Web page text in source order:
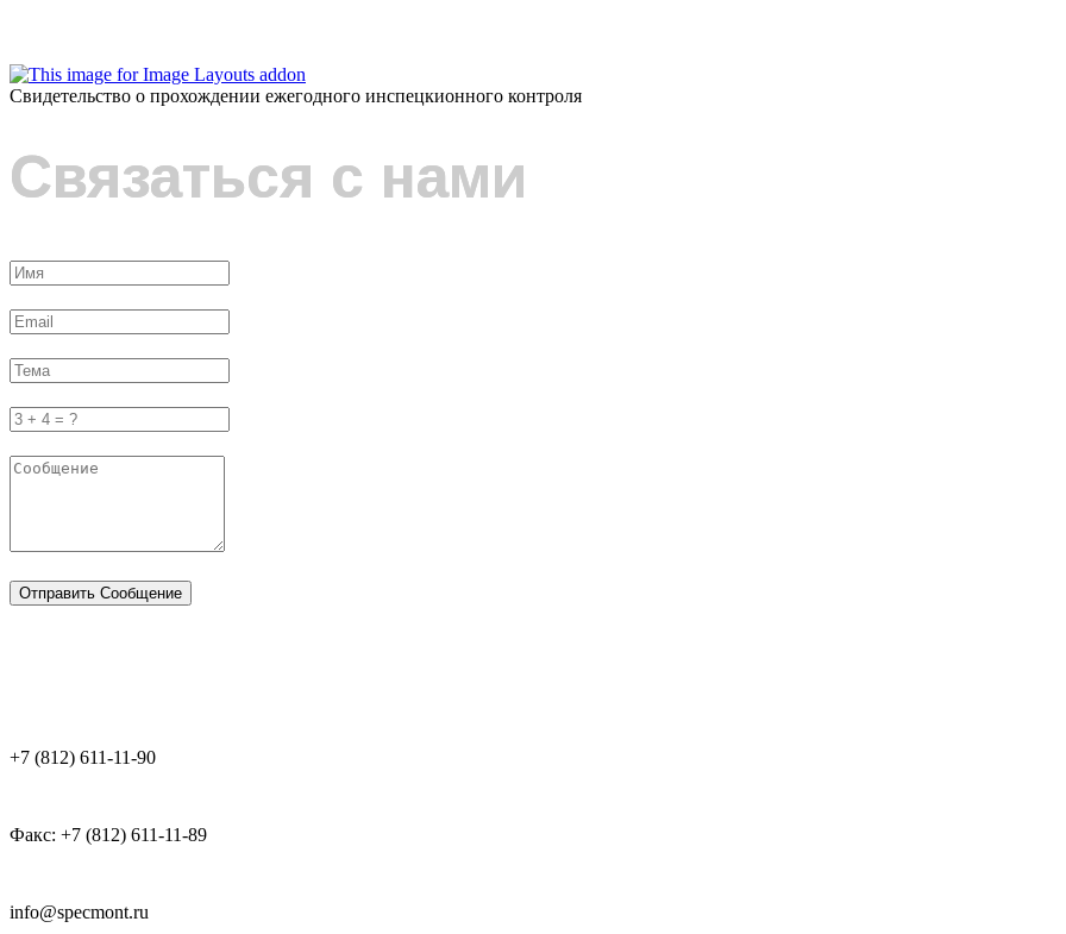
Свидетельство о прохождении ежегодного инспецкионного контроля
Связаться с нами
Отправить Сообщение
+7 (812) 611-11-90
Факс: +7 (812) 611-11-89
info@specmont.ru